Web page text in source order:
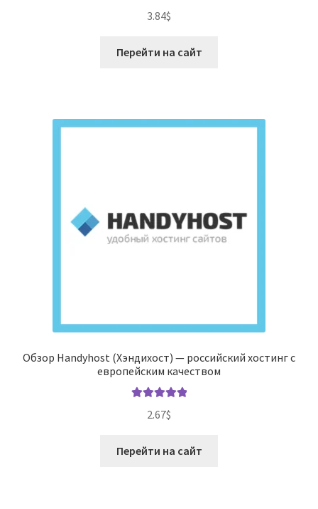
из 5
3.84$
Перейти на сайт
Обзор Handyhost (Хэндихост) — российский хостинг с
европейским качеством
из 5
2.67$
Перейти на сайт